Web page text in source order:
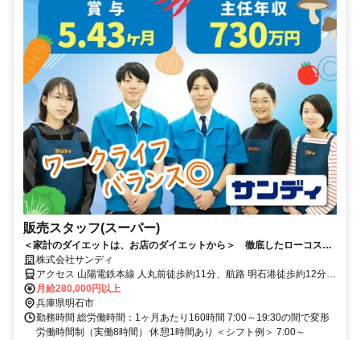
販売スタッフ(スーパー)
＜家計のダイエットは、お店のダイエットから＞ 徹底したローコスト
オペレーションで、余分なムダをカット。家計費のダイエットをサポー
トする価格で、圧倒的な支持を獲得！ 流通業界にイノベーションを起
こす一員に。＜社員へは手厚い投資を継続＞主任職の【年収730万円】
は業界トップクラス。未経験者も28万円以上。【賞与5.43ヶ月】。海外
研修や早期の昇進・昇格あり。営業は19:30までで、【残業ほぼなし】
と労働時間のダイエットも積極推進中！
株式会社サンディ
アクセス 山陽電鉄本線 人丸前徒歩約11分、航路 明石港徒歩約12分、
山陽電鉄本線 山陽明石東出口徒歩約14分 ※公共交通機関を利用した
1時間半以内のエリア上記勤務地以外での勤務の可能性あり。詳しく
は面接にて。
月給280,000円以上
兵庫県明石市
勤務時間 総労働時間：1ヶ月あたり160時間 7:00～19:30の間で変形
労働時間制（実働8時間） 休憩1時間あり ＜シフト例＞ 7:00～